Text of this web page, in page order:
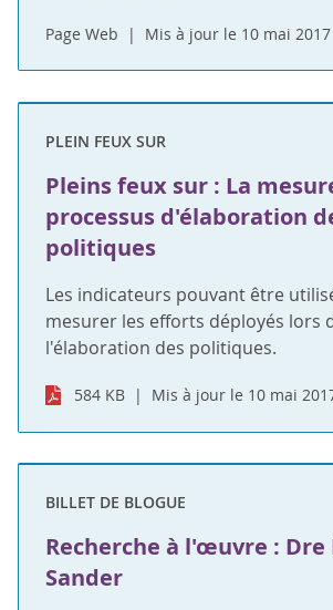
Page Web Mis à jour le 10 mai 2017
PLEIN FEUX SUR
Pleins feux sur : La
processus d'élaboration
politiques
Les indicateurs pouvant être
mesurer les efforts déployés lors
l'élaboration des politiques.
584 KB Mis à jour le 10 mai
BILLET DE BLOGUE
Recherche à l'œuvre : Dre
Sander